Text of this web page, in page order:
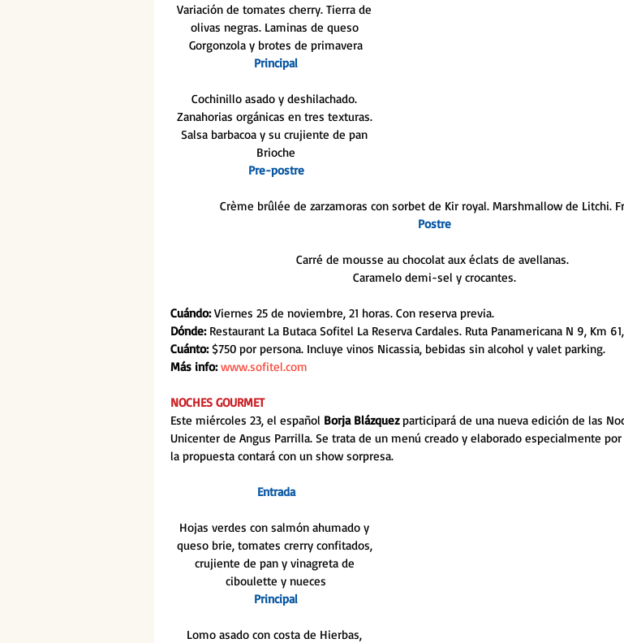
Variación de tomates cherry. Tierra de
olivas negras. Laminas de queso
Gorgonzola y brotes de primavera
Principal
Cochinillo asado y deshilachado.
Zanahorias orgánicas en tres texturas.
Salsa barbacoa y su crujiente de pan
Brioche
Pre-postre
Crème brûlée de zarzamoras con sorbet de Kir royal. Marshmallow de Litchi.
Postre
Carré de mousse au chocolat aux éclats de avellanas.
Caramelo demi-sel y crocantes.
Cuándo: Viernes 25 de noviembre, 21 horas. Con reserva previa.
Dónde: Restaurant La Butaca Sofitel La Reserva Cardales. Ruta Panamericana N 9, Km
Cuánto: $750 por persona. Incluye vinos Nicassia, bebidas sin alcohol y valet parking.
Más info: www.sofitel.com
NOCHES GOURMET
Este miércoles 23, el español Borja Blázquez participará de una nueva edición de las
Unicenter de Angus Parrilla. Se trata de un menú creado y elaborado especialmente por
la propuesta contará con un show sorpresa.
Entrada
Hojas verdes con salmón ahumado y
queso brie, tomates crerry confitados,
crujiente de pan y vinagreta de
ciboulette y nueces
Principal
Lomo asado con costa de Hierbas,